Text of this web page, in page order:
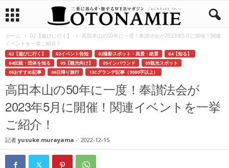
ホーム 02【遊びに行く】
高田本山の50年に一度！奉讃法会が2023年5月に開催！関連
イベントを一挙ご紹介！
02【遊びに行く】 02イベント告知 02撮影スポット・風景・絶景
04【知る】
04伝統・団体を知る
05【観光向け】 05インバウンド
05観光スポット
06おすすめ記事
06日帰り旅行 13Cグランデ記事（3000字以上）
高田本山の50年に一度！奉讃法会が
2023年5月に開催！関連イベントを一挙
ご紹介！
記者 yusuke.murayama - 2022-12-15